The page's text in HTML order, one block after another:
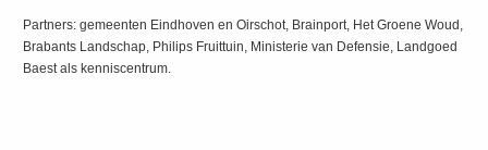
Partners: gemeenten Eindhoven en Oirschot, Brainport, Het Groene Woud,
Brabants Landschap, Philips Fruittuin, Ministerie van Defensie, Landgoed
Baest als kenniscentrum.